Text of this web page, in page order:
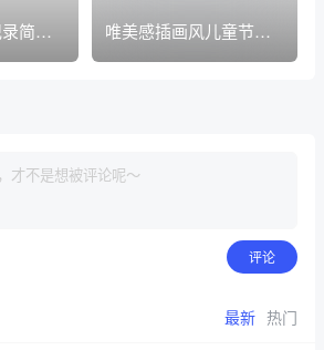
简约
唯美感插画风儿童节节
日祝福手机海报
评论
最新 热门